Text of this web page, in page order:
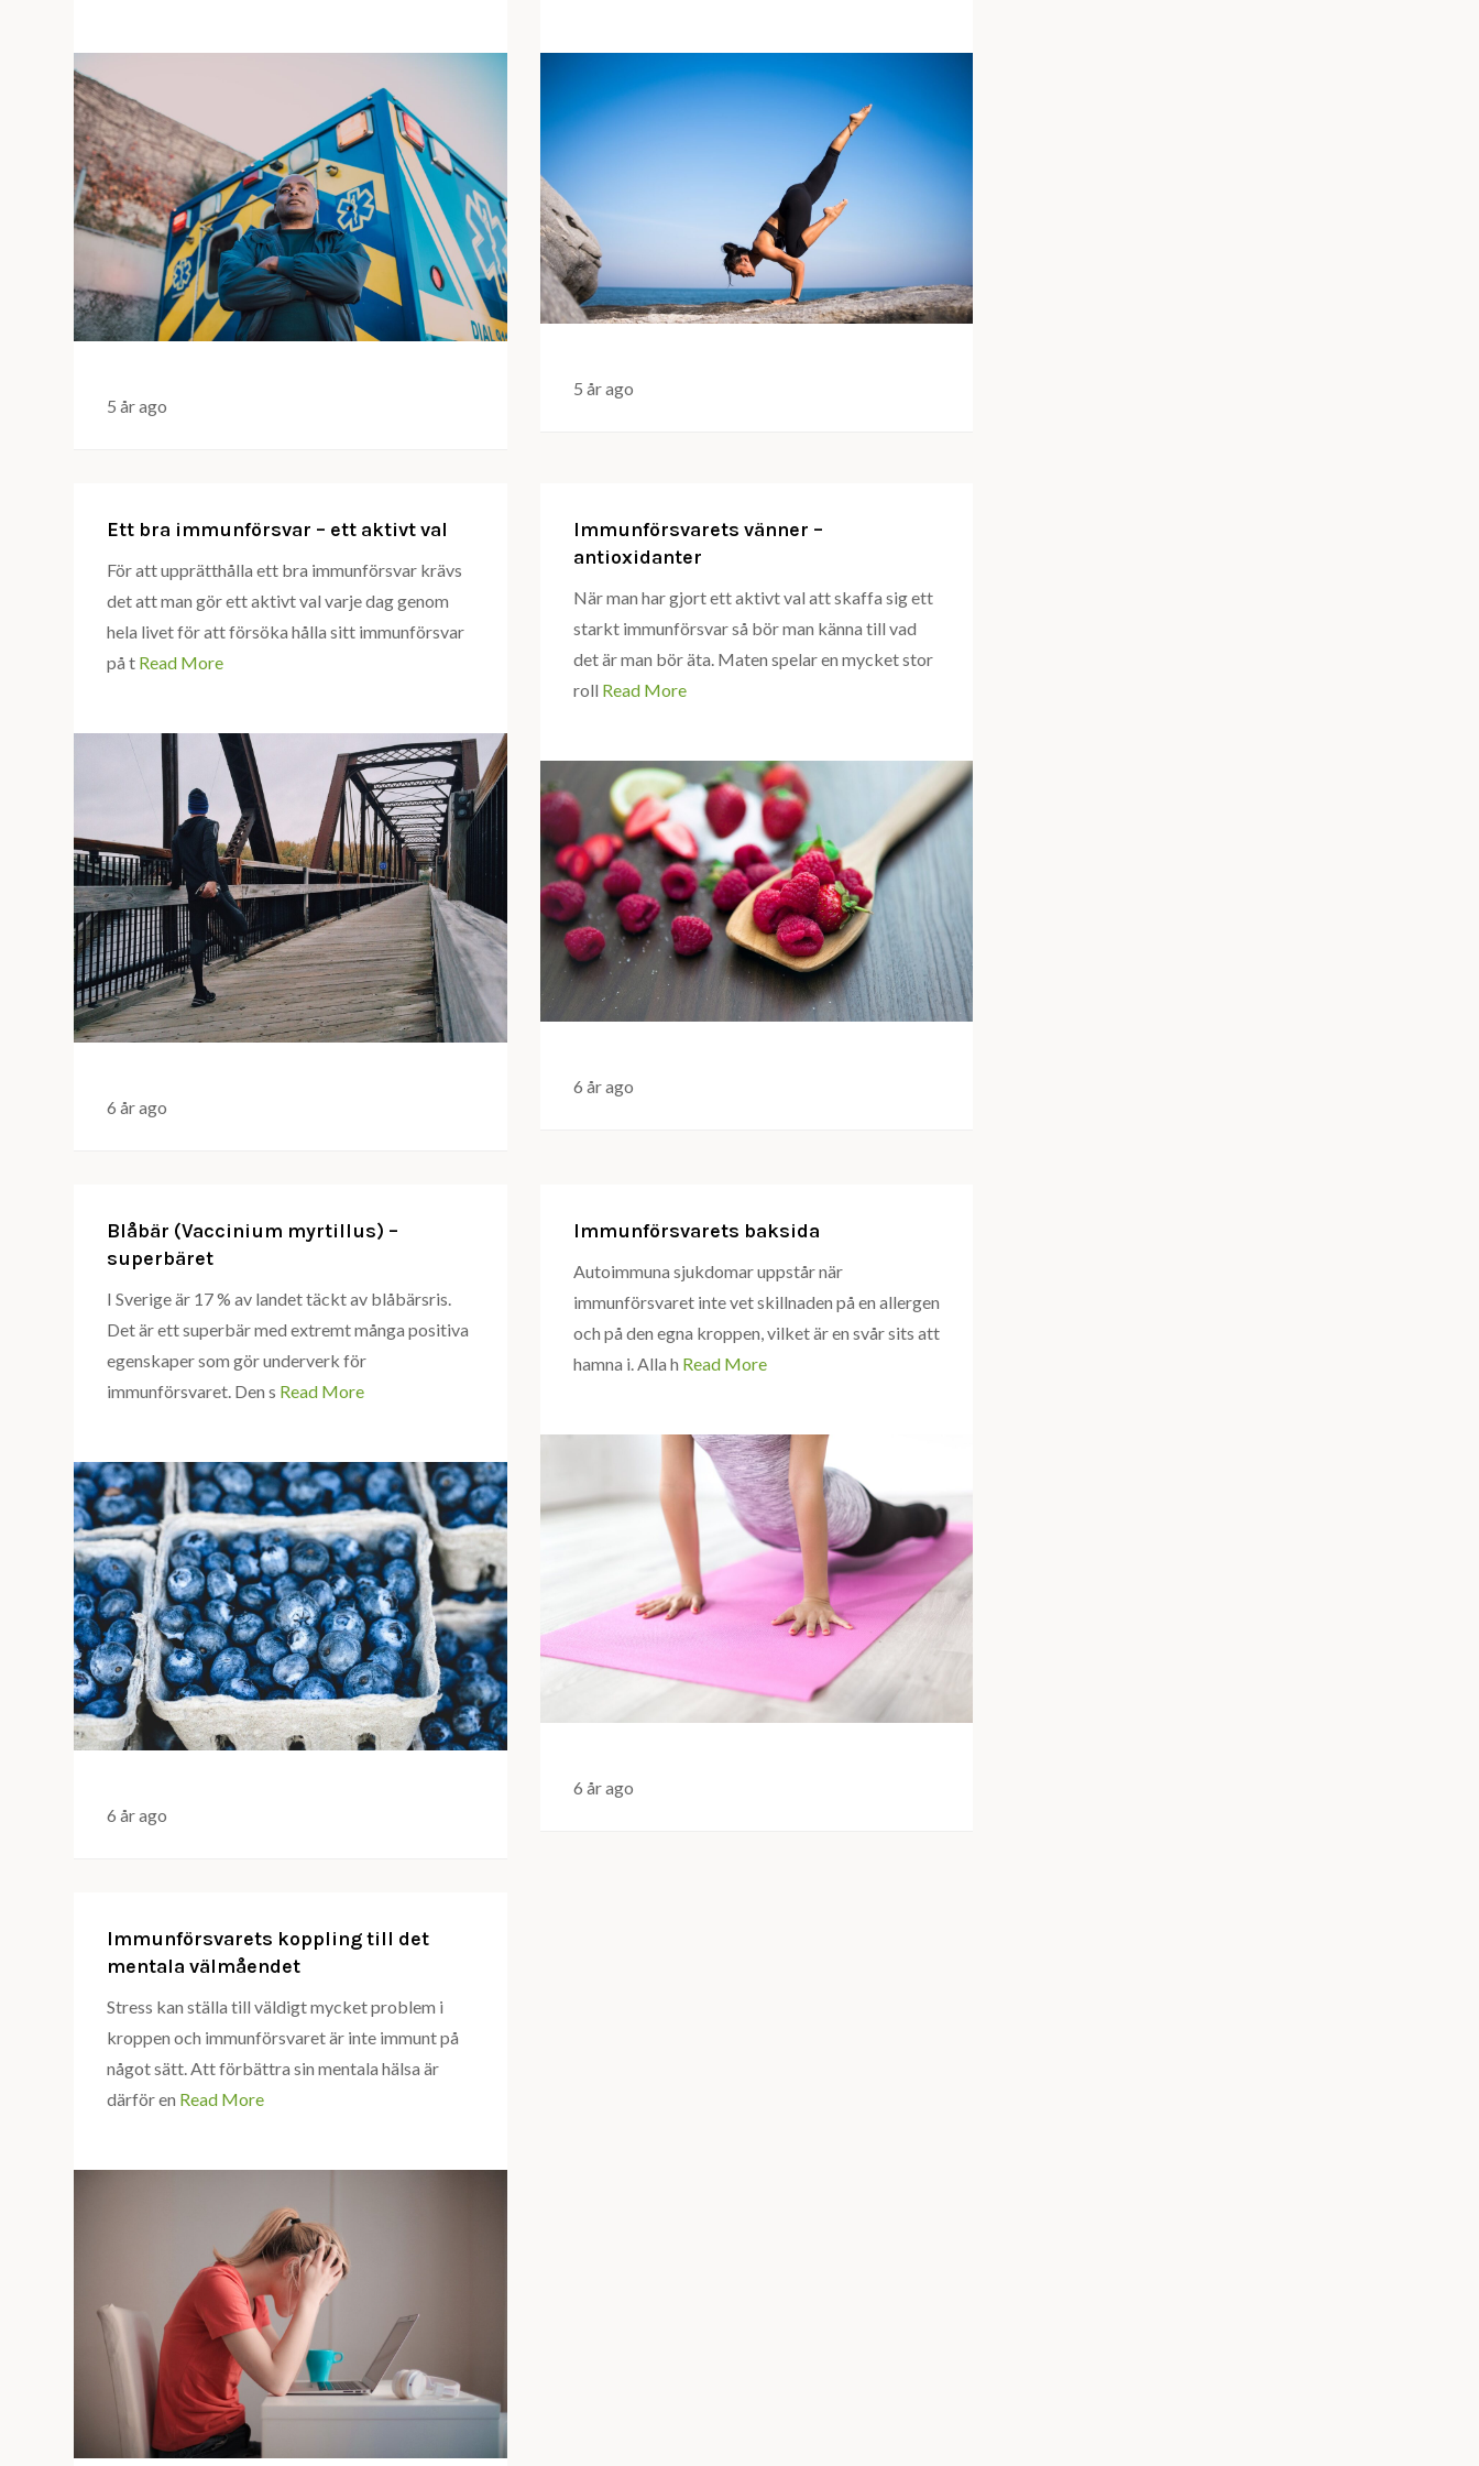
5 år ago
5 år ago
Ett bra immunförsvar – ett aktivt val
För att upprätthålla ett bra immunförsvar krävs
det att man gör ett aktivt val varje dag genom
hela livet för att försöka hålla sitt immunförsvar
på t Read More
6 år ago
Immunförsvarets vänner –
antioxidanter
När man har gjort ett aktivt val att skaffa sig ett
starkt immunförsvar så bör man känna till vad
det är man bör äta. Maten spelar en mycket stor
roll Read More
6 år ago
Blåbär (Vaccinium myrtillus) –
superbäret
I Sverige är 17 % av landet täckt av blåbärsris.
Det är ett superbär med extremt många positiva
egenskaper som gör underverk för
immunförsvaret. Den s Read More
6 år ago
Immunförsvarets baksida
Autoimmuna sjukdomar uppstår när
immunförsvaret inte vet skillnaden på en allergen
och på den egna kroppen, vilket är en svår sits att
hamna i. Alla h Read More
6 år ago
Immunförsvarets koppling till det
mentala välmåendet
Stress kan ställa till väldigt mycket problem i
kroppen och immunförsvaret är inte immunt på
något sätt. Att förbättra sin mentala hälsa är
därför en Read More